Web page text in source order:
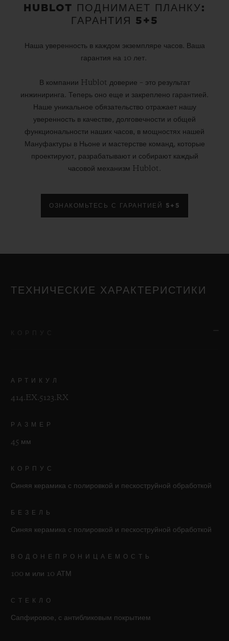
HUBLOT ПОДНИМАЕТ ПЛАНКУ:
ГАРАНТИЯ 5+5
Наша уверенность в каждом экземпляре часов. Ваша
гарантия на 10 лет.
В компании Hublot доверие – это результат
инжиниринга. Теперь оно еще и закреплено гарантией.
Наше уникальное обязательство отражает нашу
уверенность в качестве, долговечности и общей
функциональности наших часов, в мощностях нашей
Мануфактуры в Ньоне и мастерстве команд, которые
проектируют, разрабатывают и собирают каждый
часовой механизм Hublot.
ОЗНАКОМЬТЕСЬ С ГАРАНТИЕЙ 5+5
ТЕХНИЧЕСКИЕ ХАРАКТЕРИСТИКИ
АРТИКУЛ
414.EX.5123.RX
РАЗМЕР
45 мм
КОРПУС
Синяя керамика с полировкой и пескоструйной обработкой
БЕЗЕЛЬ
Синяя керамика с полировкой и пескоструйной обработкой
ВОДОНЕПРОНИЦАЕМОСТЬ
100 м или 10 АТМ
СТЕКЛО
Сапфировое, с антибликовым покрытием